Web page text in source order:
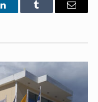
LinkedInTumblr Email